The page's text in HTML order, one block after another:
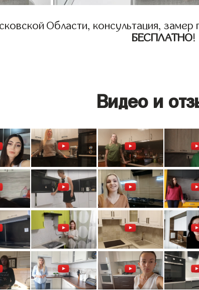
Области, консультация,
БЕСПЛАТНО!
Видео и